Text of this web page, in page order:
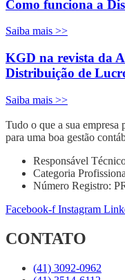
Como funciona a
Saiba mais >>
KGD na revista da
Distribuição de
Saiba mais >>
Tudo o que a sua empresa
para uma boa gestão
Responsável
Categoria
Número Registro:
Facebook-f Instagram
CONTATO
(41) 3092-0962